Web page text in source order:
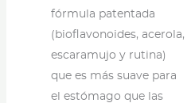
fórmula patentada
(bioflavonoides, acerola,
escaramujo y rutina)
que es más suave para
el estómago que las